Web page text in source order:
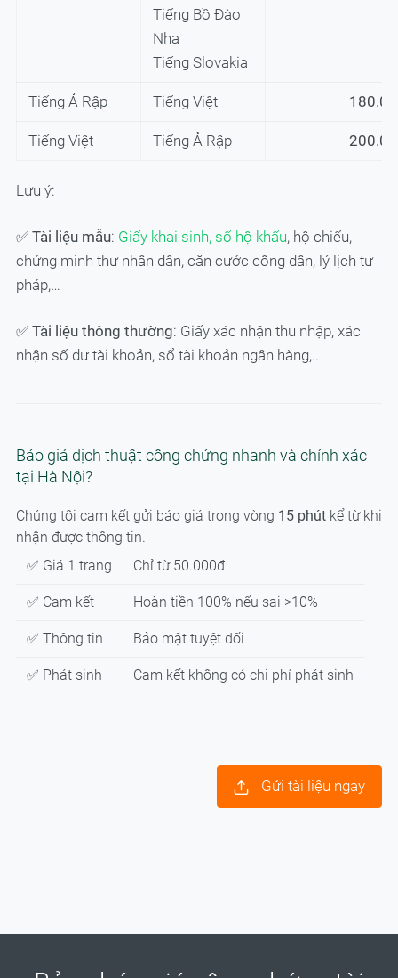
Tiếng Bồ Đào
Nha
Tiếng Slovakia
Tiếng Ả Rập Tiếng Việt
Tiếng Việt Tiếng Ả Rập
Lưu ý:
✅ Tài liệu mẫu: Giấy khai sinh, sổ hộ khẩu, hộ chiếu,
chứng minh thư nhân dân, căn cước công dân, lý lịch tư
pháp,…
✅ Tài liệu thông thường: Giấy xác nhận thu nhập, xác
nhận số dư tài khoản, sổ tài khoản ngân hàng,..
Báo giá dịch thuật công chứng nhanh và chính xác
tại Hà Nội?
Chúng tôi cam kết gửi báo giá trong vòng 15 phútkể từ khi
nhận được thông tin.
✅ Giá 1 trang
Chỉ từ 50.000đ
✅ Cam kết Hoàn tiền 100% nếu sai >10%
✅ Thông tin Bảo mật tuyệt đối
✅ Phát sinh Cam kết không có chi phí phát sinh
Gửi tài liệu ngay